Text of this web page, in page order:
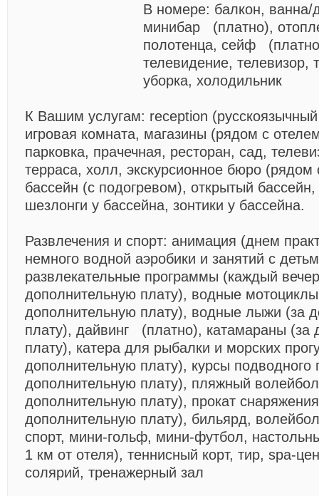
В номере: балкон, ванна/
минибар (платно),
полотенца, сейф
телевидение, телевизор,
уборка, холодильник
К Вашим услугам: reception
игровая комната, магазины (рядом с
парковка, прачечная, ресторан, сад,
терраса, холл, экскурсионное бюро
бассейн (с подогревом), открытый бассейн,
шезлонги у бассейна, зонтики у бассейна.
Развлечения и спорт: анимация (днем
немного водной аэробики и занятий с
развлекательные программы (каждый
дополнительную плату), водные
дополнительную плату), водные лыжи (за
плату), дайвинг (платно), катамараны (за
плату), катера для рыбалки и морских
дополнительную плату), курсы подводного
дополнительную плату), пляжный
дополнительную плату), прокат
дополнительную плату), бильярд,
спорт, мини-гольф, мини-футбол,
1 км от отеля), теннисный корт, тир, spa-
солярий, тренажерный зал